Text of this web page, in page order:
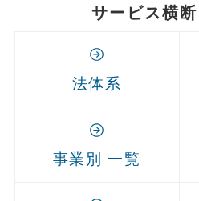
サービス横
法体系
事業別 一覧